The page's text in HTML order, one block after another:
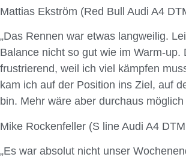
Mattias Ekström (Red Bull Audi A4
„Das Rennen war etwas langweilig.
Balance nicht so gut wie im Warm-up.
frustrierend, weil ich viel kämpfen
kam ich auf der Position ins Ziel, auf
bin. Mehr wäre aber durchaus möglich
Mike Rockenfeller (S line Audi A4
„Es war absolut nicht unser